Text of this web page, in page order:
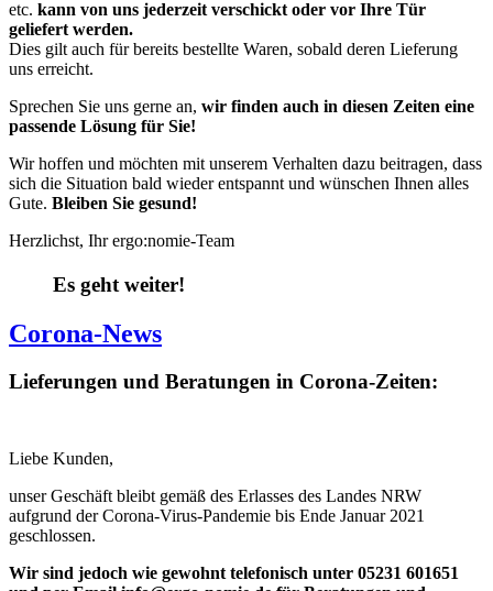
etc. kann von uns jederzeit verschickt oder vor Ihre Tür
geliefert werden.
Dies gilt auch für bereits bestellte Waren, sobald deren Lieferung
uns erreicht.
Sprechen Sie uns gerne an, wir finden auch in diesen Zeiten eine
passende Lösung für Sie!
Wir hoffen und möchten mit unserem Verhalten dazu beitragen, dass
sich die Situation bald wieder entspannt und wünschen Ihnen alles
Gute. Bleiben Sie gesund!
Herzlichst, Ihr ergo:nomie-Team
Es geht weiter!
Corona-News
Lieferungen und Beratungen in Corona-Zeiten:
Liebe Kunden,
unser Geschäft bleibt gemäß des Erlasses des Landes NRW
aufgrund der Corona-Virus-Pandemie bis Ende Januar 2021
geschlossen.
Wir sind jedoch wie gewohnt telefonisch unter 05231 601651